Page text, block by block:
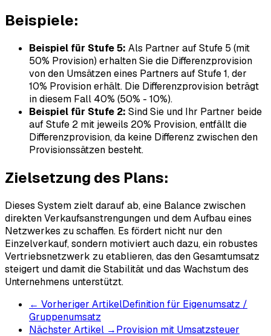
Beispiele:
Beispiel für Stufe 5: Als Partner auf Stufe 5 (mit
50% Provision) erhalten Sie die Differenzprovision
von den Umsätzen eines Partners auf Stufe 1, der
10% Provision erhält. Die Differenzprovision beträgt
in diesem Fall 40% (50% - 10%).
Beispiel für Stufe 2: Sind Sie und Ihr Partner beide
auf Stufe 2 mit jeweils 20% Provision, entfällt die
Differenzprovision, da keine Differenz zwischen den
Provisionssätzen besteht.
Zielsetzung des Plans:
Dieses System zielt darauf ab, eine Balance zwischen
direkten Verkaufsanstrengungen und dem Aufbau eines
Netzwerkes zu schaffen. Es fördert nicht nur den
Einzelverkauf, sondern motiviert auch dazu, ein robustes
Vertriebsnetzwerk zu etablieren, das den Gesamtumsatz
steigert und damit die Stabilität und das Wachstum des
Unternehmens unterstützt.
← Vorheriger ArtikelDefinition für Eigenumsatz /
Gruppenumsatz
Nächster Artikel →Provision mit Umsatzsteuer